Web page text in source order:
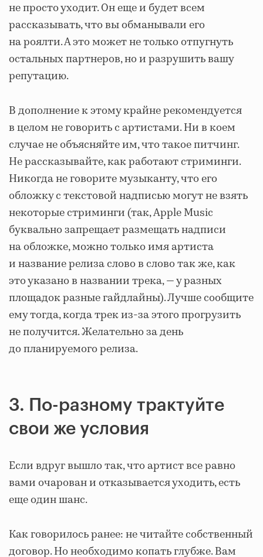
не просто уходит. Он еще и будет всем
рассказывать, что вы обманывали его
на роялти. А это может не только отпугнуть
остальных партнеров, но и разрушить вашу
репутацию.
В дополнение к этому крайне рекомендуется
в целом не говорить с артистами. Ни в коем
случае не объясняйте им, что такое питчинг.
Не рассказывайте, как работают стриминги.
Никогда не говорите музыканту, что его
обложку с текстовой надписью могут не взять
некоторые стриминги (так, Apple Music
буквально запрещает размещать надписи
на обложке, можно только имя артиста
и название релиза слово в слово так же, как
это указано в названии трека, — у разных
площадок разные гайдлайны). Лучше сообщите
ему тогда, когда трек из-за этого прогрузить
не получится. Желательно за день
до планируемого релиза.
3. По-разному трактуйте
свои же условия
Если вдруг вышло так, что артист все равно
вами очарован и отказывается уходить, есть
еще один шанс.
Как говорилось ранее: не читайте собственный
договор. Но необходимо копать глубже. Вам